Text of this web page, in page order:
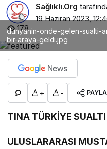
Sağlıklı.Org
19 Haziran 2023,
178
dunyanin-onde-gelen-sualti-
bir-araya-geldi.jpg
+ -
TINA TÜRKİYE
ULUSLARARASI